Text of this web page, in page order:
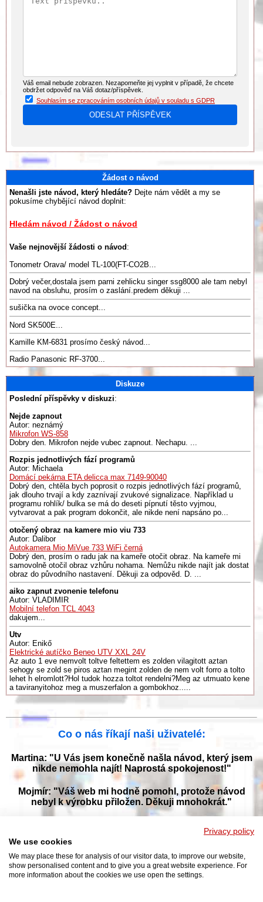
Váš email nebude zobrazen. Nezapomeňte jej vyplnit v případě, že chcete
obdržet odpověď na Váš dotaz/příspěvek.
Souhlasím se zpracováním osobních údajů v souladu s GDPR
Žádost o návod
Nenašli jste návod, který hledáte? Dejte nám vědět a my se
pokusíme chybějící návod doplnit:
Hledám návod / Žádost o návod
Vaše nejnovější žádosti o návod :
Tonometr Orava/ model TL-100(FT-CO2B...
Dobrý večer,dostala jsem parni zehlicku singer ssg8000 ale tam nebyl
navod na obsluhu, prosím o zaslání.predem děkuji ...
sušička na ovoce concept...
Nord SK500E...
Kamille KM-6831 prosímo český návod...
Radio Panasonic RF-3700...
Diskuze
Poslední příspěvky v diskuzi:
Nejde zapnout
Autor: neznámý
Mikrofon WS-858
Dobry den. Mikrofon nejde vubec zapnout. Nechapu. ...
Rozpis jednotlivých fází programů
Autor: Michaela
Domácí pekárna ETA delicca max 7149-90040
Dobrý den, chtěla bych poprosit o rozpis jednotlivých fází programů,
jak dlouho trvají a kdy zaznívají zvukové signalizace. Například u
programu rohlík/ bulka se má do deseti pípnutí těsto vyjmou,
vytvarovat a pak program dokončit, ale nikde není napsáno po...
otočený obraz na kamere mio viu 733
Autor: Dalibor
Autokamera Mio MiVue 733 WiFi černá
Dobrý den, prosím o radu jak na kameře otočit obraz. Na kameře mi
samovolně otočil obraz vzhůru nohama. Nemůžu nikde najít jak dostat
obraz do původního nastavení. Děkuji za odpověd. D. ...
aiko zapnut zvonenie telefonu
Autor: VLADIMIR
Mobilní telefon TCL 4043
dakujem...
Utv
Autor: Enikő
Elektrické autíčko Beneo UTV XXL 24V
Az auto 1 eve nemvolt toltve feltettem es zolden vilagitott aztan
sehogy se zold se piros aztan megint zolden de nem volt forro a tolto
lehet h elromlott?Hol tudok hozza toltot rendelni?Meg az utmuato kene
a taviranyitohoz meg a muszerfalon a gombokhoz.....
Co o nás říkají naši uživatelé:
Martina: "U Vás jsem konečně našla návod, který jsem
nikde nemohla najít! Naprostá spokojenost!"
Mojmír: "Váš web mi hodně pomohl, protože návod
nebyl k výrobku přiložen. Děkuji mnohokrát."
Prohlížejte návody k obsluze v češtine v naší online knihovně, manuály a
Privacy policy
We use cookies
We may place these for analysis of our visitor data, to improve our website,
show personalised content and to give you a great website experience. For
more information about the cookies we use open the settings.